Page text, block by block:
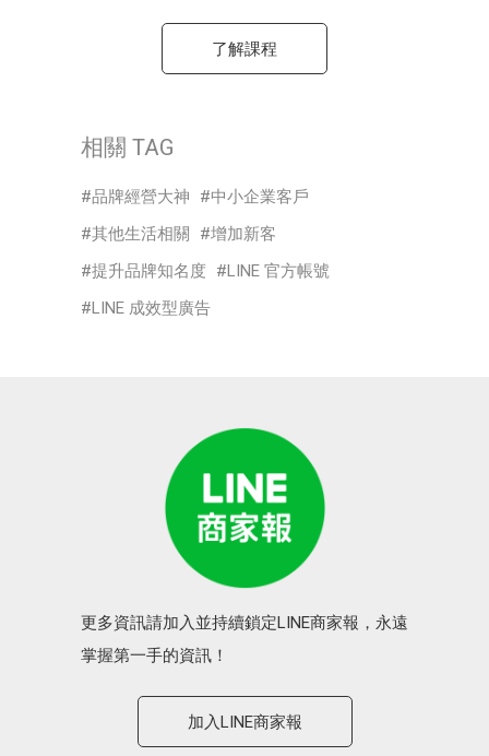
了解課程
相關 TAG
品牌經營大神
中小企業客戶
其他生活相關
增加新客
提升品牌知名度
LINE 官方帳號
LINE 成效型廣告
更多資訊請加入並持續鎖定LINE商家報，永遠
掌握第一手的資訊！
加入LINE商家報